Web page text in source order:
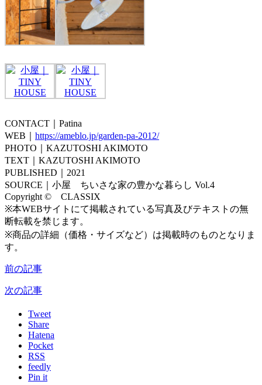
CONTACT｜Patina
WEB｜ https://ameblo.jp/garden-pa-2012/
PHOTO｜KAZUTOSHI AKIMOTO
TEXT｜KAZUTOSHI AKIMOTO
PUBLISHED｜2021
SOURCE｜小屋 ちいさな家の豊かな暮らし Vol.4
Copyright © CLASSIX
※本WEBサイトにて掲載されている写真及びテキストの無
断転載を禁じます。
※商品の詳細（価格・サイズなど）は掲載時のものとなりま
す。
前の記事
次の記事
Tweet
Share
Hatena
Pocket
RSS
feedly
Pin it